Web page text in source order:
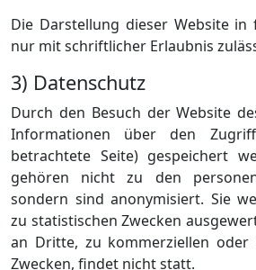
Die Darstellung dieser Website in
nur mit schriftlicher Erlaubnis
3) Datenschutz
Durch den Besuch der Website
Informationen über den
betrachtete Seite) gespeichert
gehören nicht zu den
sondern sind anonymisiert. Sie
zu statistischen Zwecken
an Dritte, zu kommerziellen oder
Zwecken, findet nicht statt.